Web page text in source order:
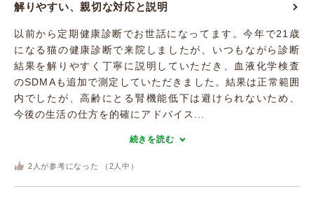
解りやすい、親切な対応と説明
以前から定期健康診断でお世話になってます。今年で21歳
になる猫の健康診断で来院しましたが、いつもながら診断
結果を解りやすく丁寧に説明していただき、血液化学検査
のSDMAも追加で測定していただきました。結果は正常範囲
内でしたが、高齢にとる腎機能低下は避けられないため、
今後の生活の仕方を的確にアドバイス...
続きを読む
2 人が参考になった （ 2 人中）